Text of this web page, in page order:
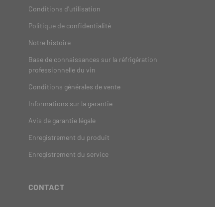
Conditions d'utilisation
Politique de confidentialité
Notre histoire
Base de connaissances sur la réfrigération
professionnelle du vin
Conditions générales de vente
Informations sur la garantie
Avis de garantie légale
Enregistrement du produit
Enregistrement du service
CONTACT